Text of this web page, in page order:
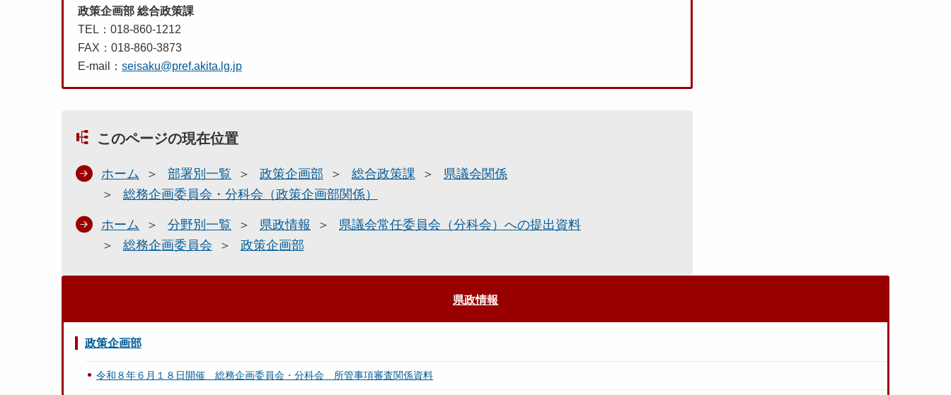
政策企画部 総合政策課
TEL：018-860-1212
FAX：018-860-3873
E-mail： seisaku@pref.akita.lg.jp
このページの現在位置
ホーム 部署別一覧 政策企画部 総合政策課
県議会関係
総務企画委員会・分科会（政策企画部関係）
ホーム 分野別一覧 県政情報
県議会常任委員会（分科会）への提出資料
総務企画委員会
政策企画部
県政情報
政策企画部
令和８年６月１８日開催 総務企画委員会・分科会 所管事項審査関係資料